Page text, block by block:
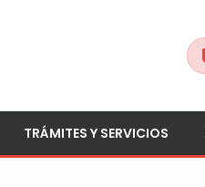
TRÁMITES Y SERVICIOS